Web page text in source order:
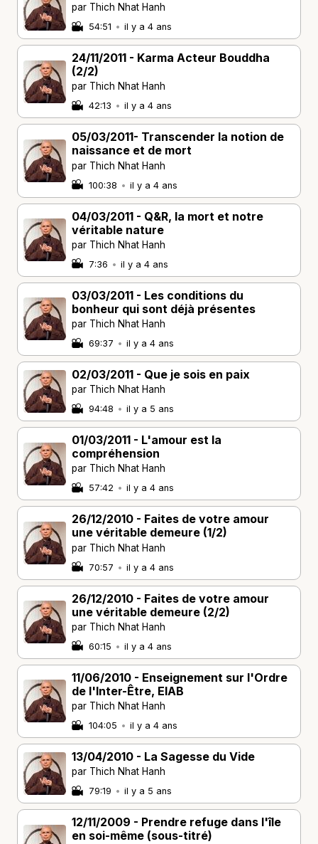
par Thich Nhat Hanh
54:51 • il y a 4 ans
24/11/2011 - Karma Acteur Bouddha
(2/2)
par Thich Nhat Hanh
42:13 • il y a 4 ans
05/03/2011- Transcender la notion de
naissance et de mort
par Thich Nhat Hanh
100:38 • il y a 4 ans
04/03/2011 - Q&R, la mort et notre
véritable nature
par Thich Nhat Hanh
7:36 • il y a 4 ans
03/03/2011 - Les conditions du
bonheur qui sont déjà présentes
par Thich Nhat Hanh
69:37 • il y a 4 ans
02/03/2011 - Que je sois en paix
par Thich Nhat Hanh
94:48 • il y a 5 ans
01/03/2011 - L'amour est la
compréhension
par Thich Nhat Hanh
57:42 • il y a 4 ans
26/12/2010 - Faites de votre amour
une véritable demeure (1/2)
par Thich Nhat Hanh
70:57 • il y a 4 ans
26/12/2010 - Faites de votre amour
une véritable demeure (2/2)
par Thich Nhat Hanh
60:15 • il y a 4 ans
11/06/2010 - Enseignement sur l'Ordre
de l'Inter-Être, EIAB
par Thich Nhat Hanh
104:05 • il y a 4 ans
13/04/2010 - La Sagesse du Vide
par Thich Nhat Hanh
79:19 • il y a 5 ans
12/11/2009 - Prendre refuge dans l'île
en soi-même (sous-titré)